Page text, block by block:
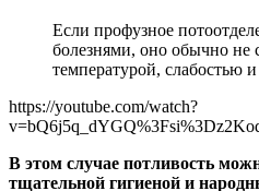
Если профузное
болезнями, оно обычно не
температурой, слабостью
https://youtube.com/watch?
В этом случае потливость
тщательной гигиеной и